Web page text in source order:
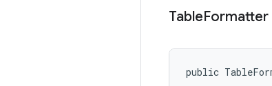
TableFormatter
public